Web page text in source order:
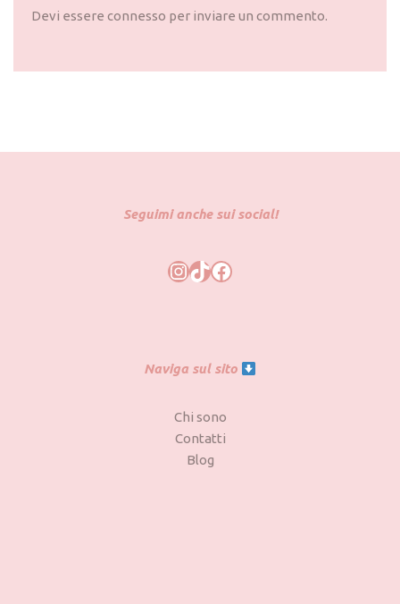
Devi essere connesso per inviare un commento.
Seguimi anche sui social!
Naviga sul sito
Chi sono
Contatti
Blog